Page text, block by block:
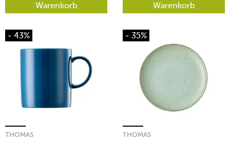
Warenkorb Warenkorb
- 43%
THOMAS
- 35%
THOMAS